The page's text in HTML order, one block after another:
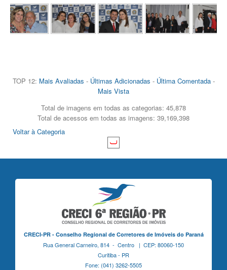
TOP 12: Mais Avaliadas - Últimas Adicionadas - Última Comentada-
Mais Vista
Total de imagens em todas as categorias: 45,878
Total de acessos em todas as imagens: 39,169,398
Voltar à Categoria
CRECI-PR - Conselho Regional de Corretores de Imóveis do Paraná
Rua General Carneiro, 814 - Centro | CEP: 80060-150
Curitiba - PR
Fone: (041) 3262-5505